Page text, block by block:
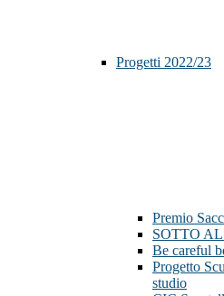
Progetti 2022/23
Premio
SOTTO AL
Be careful
Progetto
studio